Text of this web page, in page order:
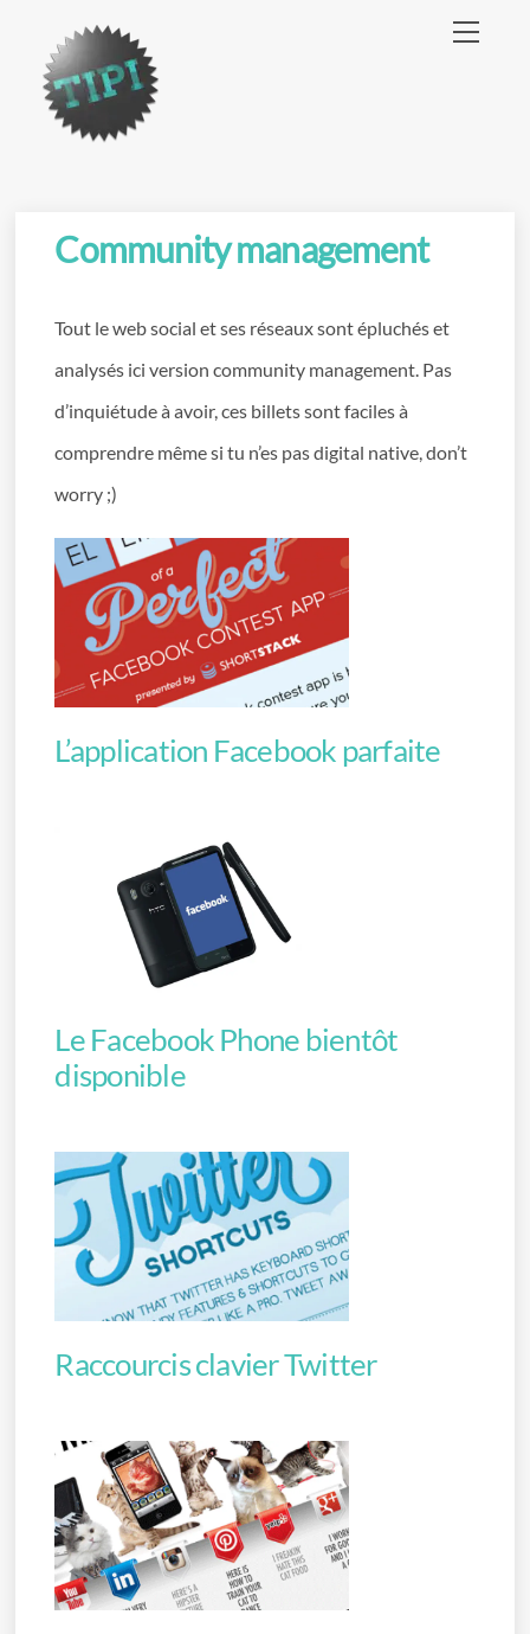
content
Menu
Community management
Tout le web social et ses réseaux sont épluchés et
analysés ici version community management. Pas
d’inquiétude à avoir, ces billets sont faciles à
comprendre même si tu n’es pas digital native, don’t
worry ;)
L’application Facebook parfaite
Le Facebook Phone bientôt
disponible
Raccourcis clavier Twitter